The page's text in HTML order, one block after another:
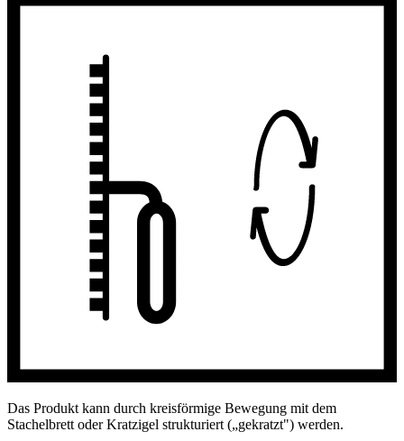
Das Produkt kann durch kreisförmige Bewegung mit dem
Stachelbrett oder Kratzigel strukturiert („gekratzt") werden.